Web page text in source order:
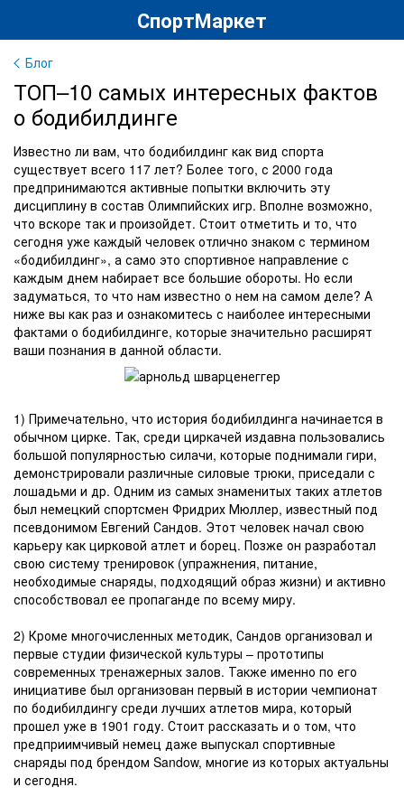
СпортМаркет
Блог
ТОП–10 самых интересных фактов
о бодибилдинге
Известно ли вам, что бодибилдинг как вид спорта
существует всего 117 лет? Более того, с 2000 года
предпринимаются активные попытки включить эту
дисциплину в состав Олимпийских игр. Вполне возможно,
что вскоре так и произойдет. Стоит отметить и то, что
сегодня уже каждый человек отлично знаком с термином
«бодибилдинг», а само это спортивное направление с
каждым днем набирает все большие обороты. Но если
задуматься, то что нам известно о нем на самом деле? А
ниже вы как раз и ознакомитесь с наиболее интересными
фактами о бодибилдинге, которые значительно расширят
ваши познания в данной области.
1) Примечательно, что история бодибилдинга начинается в
обычном цирке. Так, среди циркачей издавна пользовались
большой популярностью силачи, которые поднимали гири,
демонстрировали различные силовые трюки, приседали с
лошадьми и др. Одним из самых знаменитых таких атлетов
был немецкий спортсмен Фридрих Мюллер, известный под
псевдонимом Евгений Сандов. Этот человек начал свою
карьеру как цирковой атлет и борец. Позже он разработал
свою систему тренировок (упражнения, питание,
необходимые снаряды, подходящий образ жизни) и активно
способствовал ее пропаганде по всему миру.
2) Кроме многочисленных методик, Сандов организовал и
первые студии физической культуры – прототипы
современных тренажерных залов. Также именно по его
инициативе был организован первый в истории чемпионат
по бодибилдингу среди лучших атлетов мира, который
прошел уже в 1901 году. Стоит рассказать и о том, что
предприимчивый немец даже выпускал спортивные
снаряды под брендом Sandow, многие из которых актуальны
и сегодня.